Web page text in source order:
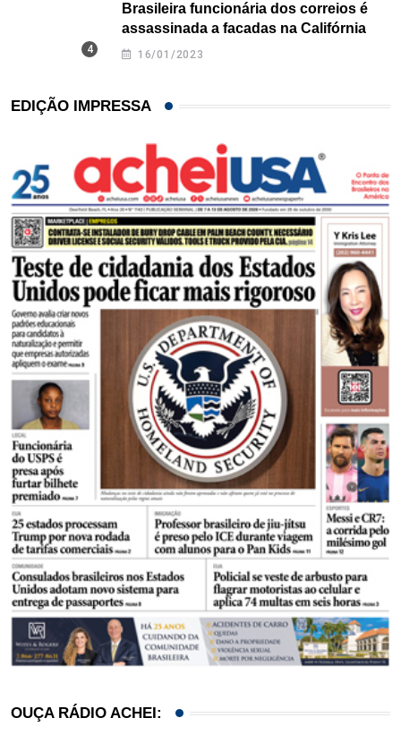
Brasileira funcionária dos correios é
assassinada a facadas na Califórnia
16/01/2023
EDIÇÃO IMPRESSA
OUÇA RÁDIO ACHEI: